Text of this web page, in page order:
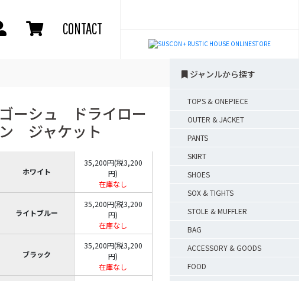
CONTACT
ゴーシュ ドライロー
ン ジャケット
ホワイト
35,200円(税3,200
円)
在庫なし
ライトブルー
35,200円(税3,200
円)
在庫なし
ブラック
35,200円(税3,200
円)
在庫なし
ジャンルから探す
TOPS & ONEPIECE
OUTER & JACKET
PANTS
SKIRT
SHOES
SOX & TIGHTS
STOLE & MUFFLER
BAG
ACCESSORY & GOODS
FOOD